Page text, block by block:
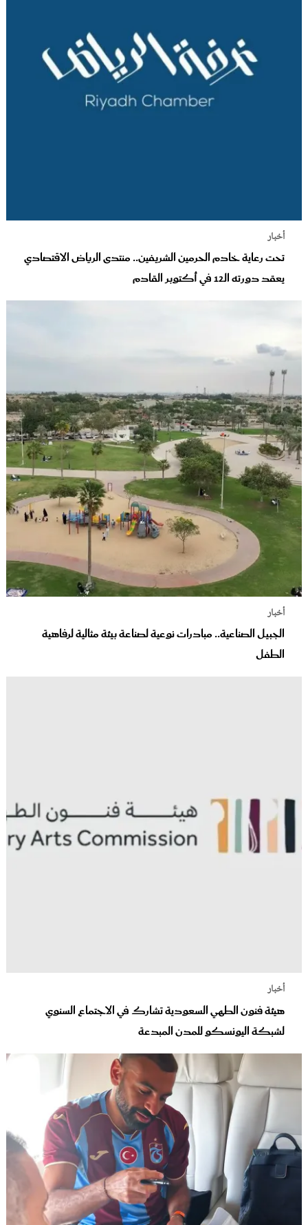
أخبار
تحت رعاية خادم الحرمين الشريفين.. منتدى الرياض الاقتصادي
يعقد دورته الـ12 في أكتوبر القادم
أخبار
الجبيل الصناعية.. مبادرات نوعية لصناعة بيئة مثالية لرفاهية
الطفل
أخبار
هيئة فنون الطهي السعودية تشارك في الاجتماع السنوي
لشبكة اليونسكو للمدن المبدعة